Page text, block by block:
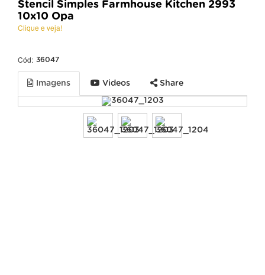
Stencil Simples Farmhouse Kitchen 2993
10x10 Opa
Clique e veja!
Cód: 36047
Imagens Videos Share